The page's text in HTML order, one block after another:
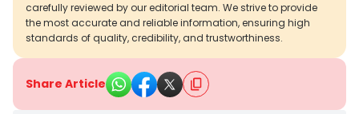
carefully reviewed by our editorial team. We strive to provide
the most accurate and reliable information, ensuring high
standards of quality, credibility, and trustworthiness.
Share Article